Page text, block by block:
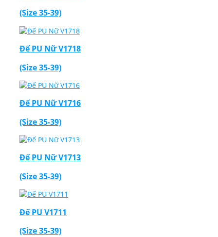
(Size 35-39)
Đế PU Nữ V1718
(Size 35-39)
Đế PU Nữ V1716
(Size 35-39)
Đế PU Nữ V1713
(Size 35-39)
Đế PU V1711
(Size 35-39)